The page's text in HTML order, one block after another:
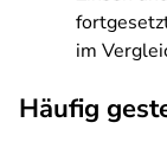
im
Häufig